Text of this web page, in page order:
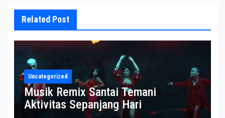
Related Post
Uncategorized
Musik Remix Santai Temani
Aktivitas Sepanjang Hari